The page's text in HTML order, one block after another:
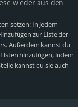
wieder aus den
setzen: In jedem
zur Liste der
Außerdem kannst du
hinzufügen, indem
kannst du sie auch